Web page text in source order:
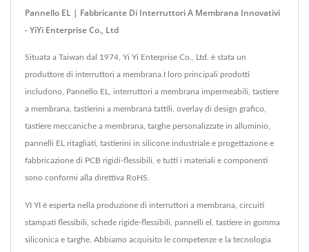
Pannello EL | Fabbricante Di Interruttori A Membrana Innovativi
- YiYi Enterprise Co., Ltd
Situata a Taiwan dal 1974, Yi Yi Enterprise Co., Ltd. è stata un
produttore di interruttori a membrana.I loro principali prodotti
includono, Pannello EL, interruttori a membrana impermeabili, tastiere
a membrana, tastierini a membrana tattili, overlay di design grafico,
tastiere meccaniche a membrana, targhe personalizzate in alluminio,
pannelli EL ritagliati, tastierini in silicone industriale e progettazione e
fabbricazione di PCB rigidi-flessibili, e tutti i materiali e componenti
sono conformi alla direttiva RoHS.
YI YI è esperta nella produzione di interruttori a membrana, circuiti
stampati flessibili, schede rigide-flessibili, pannelli el, tastiere in gomma
siliconica e targhe. Abbiamo acquisito le competenze e la tecnologia